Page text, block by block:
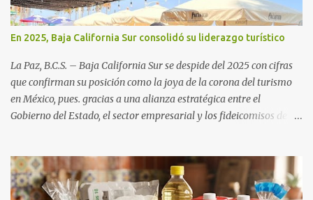
En 2025, Baja California Sur consolidó su liderazgo turístico
La Paz, B.C.S. – Baja California Sur se despide del 2025 con cifras
que confirman su posición como la joya de la corona del turismo
en México, pues. gracias a una alianza estratégica entre el
Gobierno del Estado, el sector empresarial y los fideicomisos de
una derrama económica sin precedentes. Las proyecciones para
este periodo vacacional son optimistas, con un promedio estatal